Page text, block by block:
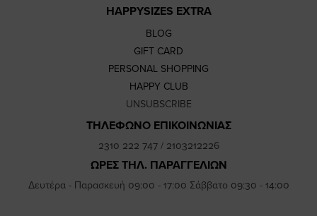
HAPPYSIZES EXTRA
BLOG
GIFT CARD
PERSONAL SHOPPING
HAPPY CLUB
UNSUBSCRIBE
ΤΗΛΕΦΩΝΟ ΕΠΙΚΟΙΝΩΝΙΑΣ
2310 222 747/ 2103212226
ΩΡΕΣ ΤΗΛ. ΠΑΡΑΓΓΕΛΙΩΝ
Δευτέρα - Παρασκευή 09:00 - 17:00 Σάββατο 09:30 - 14:00